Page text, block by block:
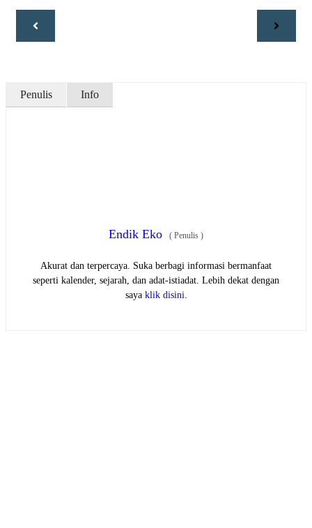
Penulis Info
Endik Eko ( Penulis )
Akurat dan terpercaya. Suka berbagi informasi bermanfaat
seperti kalender, sejarah, dan adat-istiadat. Lebih dekat dengan
saya klik disini.